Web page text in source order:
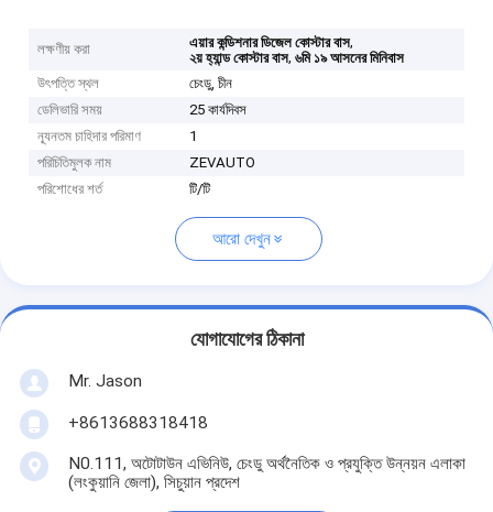
লক্ষণীয় করা এয়ার কন্ডিশনার ডিজেল কোস্টার বাস,
২য় হ্যান্ড কোস্টার বাস,৬মি ১৯ আসনের মিনিবাস
উৎপত্তি স্থল
চেংডু, চীন
ডেলিভারি সময়
25 কার্যদিবস
ন্যূনতম চাহিদার পরিমাণ
1
পরিচিতিমুলক নাম
ZEVAUTO
পরিশোধের শর্ত
টি/টি
আরো দেখুন
যোগাযোগের ঠিকানা
Mr. Jason
+8613688318418
N0.111, অটোটাউন এভিনিউ, চেংডু অর্থনৈতিক ও প্রযুক্তি উন্নয়ন এলাকা
(লংকুয়ানি জেলা), সিচুয়ান প্রদেশ